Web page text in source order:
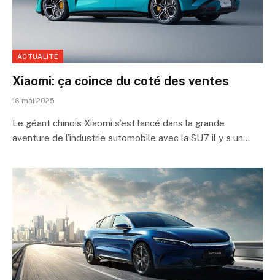
ACTUALITÉ
Xiaomi: ça coince du coté des ventes
16 mai 2025
Le géant chinois Xiaomi s’est lancé dans la grande
aventure de l’industrie automobile avec la SU7 il y a un…